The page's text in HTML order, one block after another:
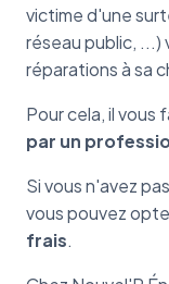
victime d'une
réseau public,
réparations à sa
Pour cela, il vous
par un
Si vous n'avez
vous pouvez
frais.